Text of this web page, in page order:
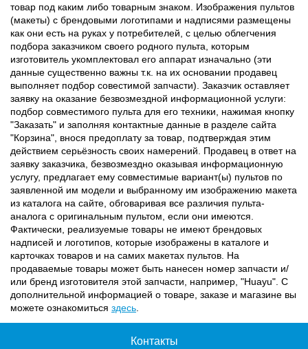
товар под каким либо товарным знаком. Изображения пультов
(макеты) с брендовыми логотипами и надписями размещены
как они есть на руках у потребителей, с целью облегчения
подбора заказчиком своего родного пульта, которым
изготовитель укомплектовал его аппарат изначально (эти
данные существенно важны т.к. на их основании продавец
выполняет подбор совестимой запчасти). Заказчик оставляет
заявку на оказание безвозмездной информационной услуги:
подбор совместимого пульта для его техники, нажимая кнопку
"Заказать" и заполняя контактные данные в разделе сайта
"Корзина", внося предоплату за товар, подтверждая этим
действием серьёзность своих намерений. Продавец в ответ на
заявку заказчика, безвозмездно оказывая информационную
услугу, предлагает ему совместимые вариант(ы) пультов по
заявленной им модели и выбранному им изображению макета
из каталога на сайте, обговаривая все различия пульта-
аналога с оригинальным пультом, если они имеются.
Фактически, реализуемые товары не имеют брендовых
надписей и логотипов, которые изображены в каталоге и
карточках товаров и на самих макетах пультов. На
продаваемые товары может быть нанесен номер запчасти и/
или бренд изготовителя этой запчасти, например, "Huayu". С
дополнительной информацией о товаре, заказе и магазине вы
можете ознакомиться здесь
Контакты